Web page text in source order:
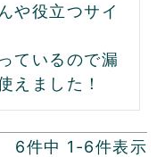
や役立つサイ
ているので漏
えました！
6件中 1 -6件表示